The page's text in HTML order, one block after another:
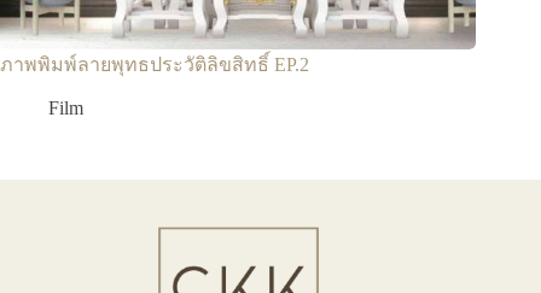
ภาพพิมพ์ลายพุทธประวัติลิขสิทธิ์ EP.2
Film